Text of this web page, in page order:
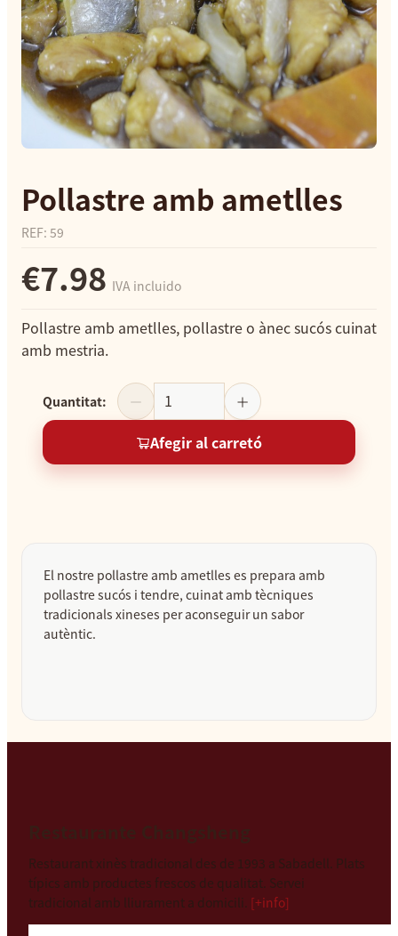
Pollastre amb ametlles
REF: 59
€7.98 IVA incluido
Pollastre amb ametlles, pollastre o ànec sucós cuinat
amb mestria.
Quantitat:
Afegir al carretó
El nostre pollastre amb ametlles es prepara amb
pollastre sucós i tendre, cuinat amb tècniques
tradicionals xineses per aconseguir un sabor
autèntic.
Restaurant xinès tradicional des de 1993 a Sabadell. Plats
típics amb productes frescos de qualitat. Servei
tradicional amb lliurament a domicili. [+info]